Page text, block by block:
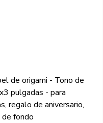
de origami - Tono de
pulgadas - para
regalo de aniversario,
fondo